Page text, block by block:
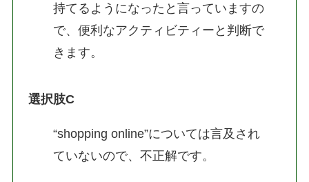
持てるようになったと言っていますの
で、便利なアクティビティーと判断で
きます。
選択肢C
“shopping online”については言及され
ていないので、不正解です。